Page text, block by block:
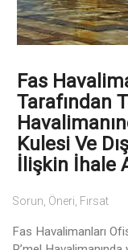
Fas
Tarafından
Kulesi Ve
İlişkin İhale
Sorun, Öneri, Fırsat
Fas Havalimanları